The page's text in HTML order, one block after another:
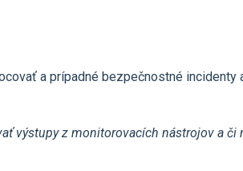
a prípadné bezpečnostné
výstupy z monitorovacích nástrojov a či